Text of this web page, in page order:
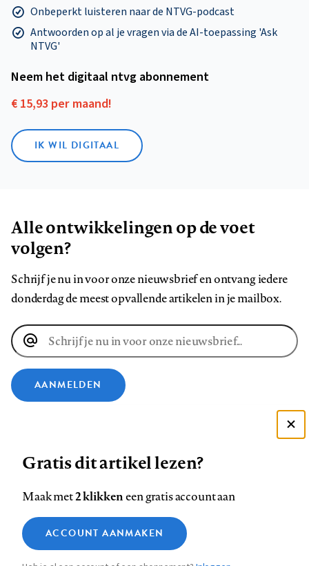
Onbeperkt luisteren naar de NTVG-podcast
Antwoorden op al je vragen via de AI-toepassing 'Ask
NTVG'
Neem het digitaal ntvg abonnement
€ 15,93 per maand!
IK WIL DIGITAAL
Alle ontwikkelingen op de voet
volgen?
Schrijf je nu in voor onze nieuwsbrief en ontvang iedere
donderdag de meest opvallende artikelen in je mailbox.
E-
mailadres
AANMELDEN
ons
op
Facebook
ons
op
LinkedIn
ons
op
Bluesky
ons
op
Instagram
ons
op
YouTube
ons
Footer
Contact Colofon Disclaimer Privacy
Medische vragen verdienen
betrouwbare antwoorden
Gratis dit artikel lezen?
Maak met2 klikkeneen gratis account aan
ACCOUNT AANMAKEN
Zie onze cookie policy
Analytische cookies